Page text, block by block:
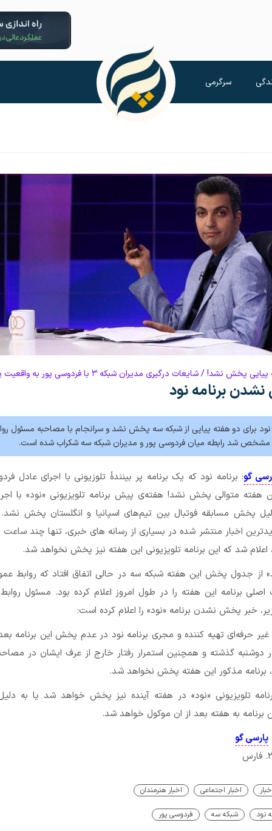
سرگرمی
نشد! / شایعات درگیری مدیران شبکه ۳ با فردوسی پور به واقعیت پیوست!
برنامه نود
نود برای دو هفته پیاپی از شبکه سه پخش نشد و سرانجام با مصاحبه مسئول
شد رابطه میان فردوسی پور و مدیران شبکه سه شکراب شده است.
گو: برنامه نود که یک برنامه پر بینندۀ تلوزیونی با اجرای عادل
هفته متوالی پخش نشد! هفته‌ی پیش برنامه تلویزیونی «نود» با
پخش مسابقه فوتبال بین تیم‌های اسپانیا و انگلستان پخش
اخبار منتشر شده در بسیاری از رسانه های خبری، تنها چند ساعت
شد که این برنامه تلویزیونی این هفته نیز پخش نخواهد شد.
از جدول پخش این هفته شبکه سه در حالی اتفاق افتاد که روابط
اصلی برنامه این هفته را در طول امروز اعلام کرده بود. مسئول
غیر حرفه‌ای تهیه کننده و مجری برنامه نود در عدم پخش این برنامه
دوشنبه گذشته و همچنین استمرار رفتار خارج از عرف ایشان در
، برنامه مذکور این هفته پخش نخواهد شد.
تلویزیونی «نود» در هفته آینده نیز پخش خواهد شد یا به
به هفته بعد از ان موکول خواهد شد.
پارسی گو
اخبار اجتماعی اخبار هنرمندان
نود شبکه سه فردوسی پور